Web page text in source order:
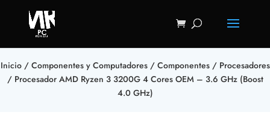
Inicio/ Componentes y Computadores/ Componentes/ Procesadores
/ Procesador AMD Ryzen 3 3200G 4 Cores OEM – 3.6 GHz (Boost
4.0 GHz)